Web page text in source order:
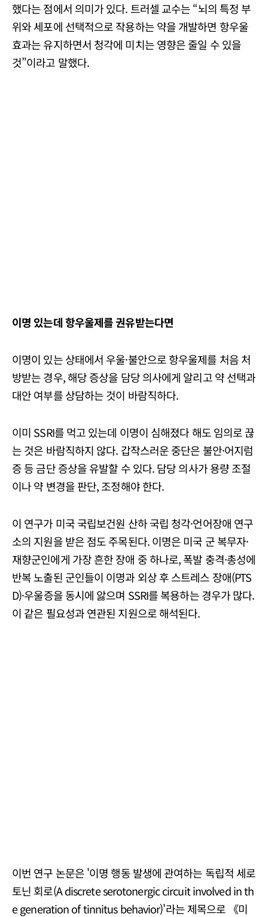
했다는 점에서 의미가 있다. 트러셀 교수는 “뇌의 특정 부
위와 세포에 선택적으로 작용하는 약을 개발하면 항우울
효과는 유지하면서 청각에 미치는 영향은 줄일 수 있을
것”이라고 말했다.
이명 있는데 항우울제를 권유받는다면
이명이 있는 상태에서 우울·불안으로 항우울제를 처음 처
방받는 경우, 해당 증상을 담당 의사에게 알리고 약 선택과
대안 여부를 상담하는 것이 바람직하다.
이미 SSRI를 먹고 있는데 이명이 심해졌다 해도 임의로 끊
는 것은 바람직하지 않다. 갑작스러운 중단은 불안·어지럼
증 등 금단 증상을 유발할 수 있다. 담당 의사가 용량 조절
이나 약 변경을 판단, 조정해야 한다.
이 연구가 미국 국립보건원 산하 국립 청각·언어장애 연구
소의 지원을 받은 점도 주목된다. 이명은 미국 군 복무자·
재향군인에게 가장 흔한 장애 중 하나로, 폭발 충격·총성에
반복 노출된 군인들이 이명과 외상 후 스트레스 장애(PTS
D)·우울증을 동시에 앓으며 SSRI를 복용하는 경우가 많다.
이 같은 필요성과 연관된 지원으로 해석된다.
이번 연구 논문은 '이명 행동 발생에 관여하는 독립적 세로
토닌 회로(A discrete serotonergic circuit involved in th
e generation of tinnitus behavior)'라는 제목으로 《미